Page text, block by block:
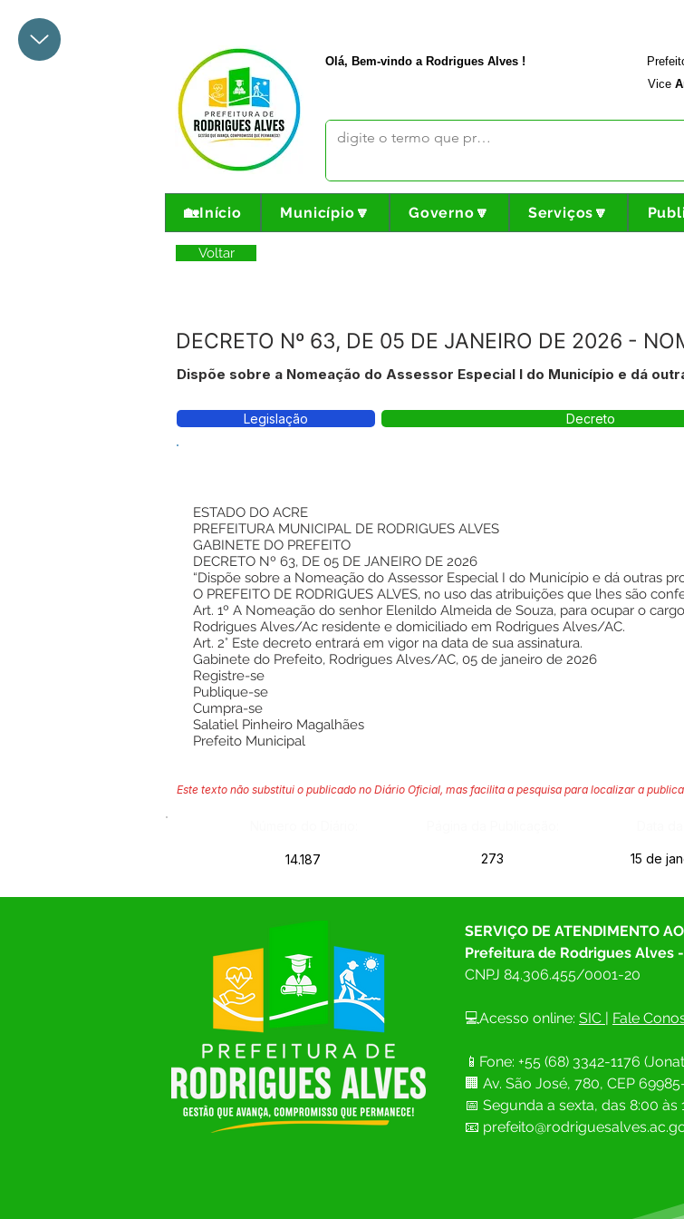
Olá, Bem-vindo a Rodrigues Alves !
Vice
🏡Início Município🔽 Governo🔽 Serviços🔽
Voltar
DECRETO Nº 63, DE 05 DE JANEIRO DE 2026 -
Dispõe sobre a Nomeação do Assessor Especial I do Município e dá
Legislação Decreto
ESTADO DO ACRE
PREFEITURA MUNICIPAL DE RODRIGUES ALVES
GABINETE DO PREFEITO
DECRETO Nº 63, DE 05 DE JANEIRO DE 2026
“Dispõe sobre a Nomeação do Assessor Especial I do Município e dá outras
O PREFEITO DE RODRIGUES ALVES, no uso das atribuições que lhes são
Art. 1º A Nomeação do senhor Elenildo Almeida de Souza, para ocupar o
Rodrigues Alves/Ac residente e domiciliado em Rodrigues Alves/AC.
Art. 2° Este decreto entrará em vigor na data de sua assinatura.
Gabinete do Prefeito, Rodrigues Alves/AC, 05 de janeiro de 2026
Registre-se
Publique-se
Cumpra-se
Salatiel Pinheiro Magalhães
Prefeito Municipal
Este texto não substitui o publicado no Diário Oficial, mas facilita a pesquisa para localizar a
14.187 273 15 de
SERVIÇO DE ATENDIMENTO
Prefeitura de Rodrigues Alves
CNPJ 84.306.455/0001-20
💻Acesso online: SIC | Fale
📱Fone: +55 (68) 3342-1176
🏢 Av. São José, 780, CEP
📅 Segunda a sexta, das 8:00
📧